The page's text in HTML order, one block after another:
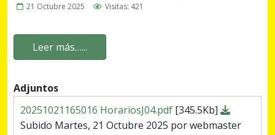
21 Octubre 2025
Visitas: 421
Leer más…...
Adjuntos
20251021165016 HorariosJ04.pdf [345.5Kb]
Subido Martes, 21 Octubre 2025 por webmaster